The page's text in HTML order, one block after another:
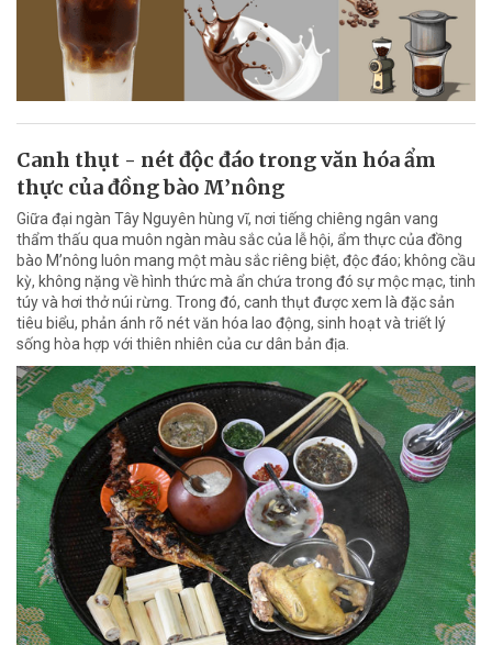
Canh thụt - nét độc đáo trong văn hóa ẩm
thực của đồng bào M’nông
Giữa đại ngàn Tây Nguyên hùng vĩ, nơi tiếng chiêng ngân vang
thẩm thấu qua muôn ngàn màu sắc của lễ hội, ẩm thực của đồng
bào M’nông luôn mang một màu sắc riêng biệt, độc đáo; không cầu
kỳ, không nặng về hình thức mà ẩn chứa trong đó sự mộc mạc, tinh
túy và hơi thở núi rừng. Trong đó, canh thụt được xem là đặc sản
tiêu biểu, phản ánh rõ nét văn hóa lao động, sinh hoạt và triết lý
sống hòa hợp với thiên nhiên của cư dân bản địa.